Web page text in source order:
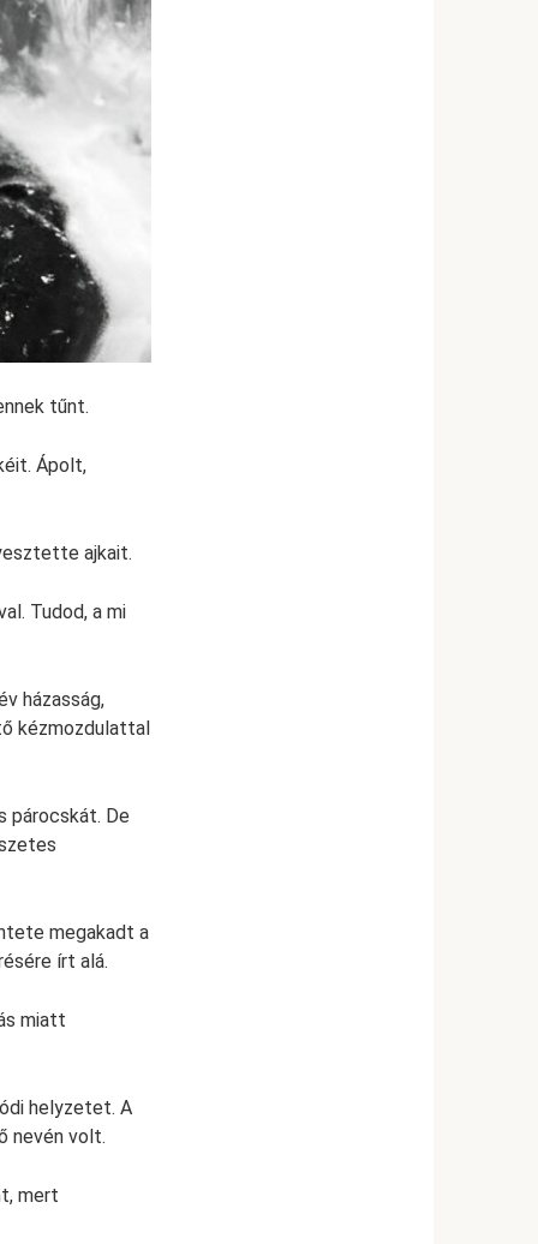
tűnt.
Ápolt,
ajkait.
Tudod, a mi
házasság,
kézmozdulattal
párocskát. De
megakadt a
írt alá.
miatt
helyzetet. A
nevén volt.
mert